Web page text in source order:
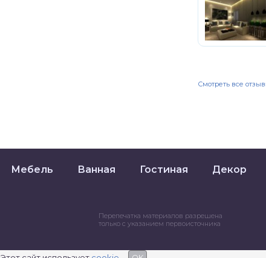
Смотреть все
Мебель Ванная Гостиная Декор
Перепечатка материалов разрешена
только с указанием первоисточника